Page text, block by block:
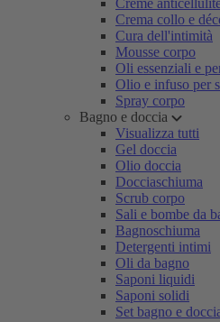
Creme
Crema collo e
Cura dell'intimità
Mousse corpo
Oli essenziali e
Olio e infuso per
Spray corpo
Bagno e doccia
Visualizza tutti
Gel doccia
Olio doccia
Docciaschiuma
Scrub corpo
Sali e bombe da
Bagnoschiuma
Detergenti intimi
Oli da bagno
Saponi liquidi
Saponi solidi
Set bagno e